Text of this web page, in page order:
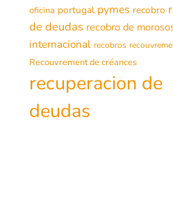
oficina portugal pymes recobro
de deudas recobro de
internacional recobros
Recouvrement de créances
recuperacion de
deudas